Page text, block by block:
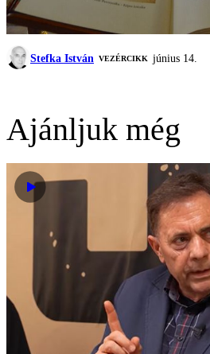
Stefka István VEZÉRCIKK június 14.
Ajánljuk még